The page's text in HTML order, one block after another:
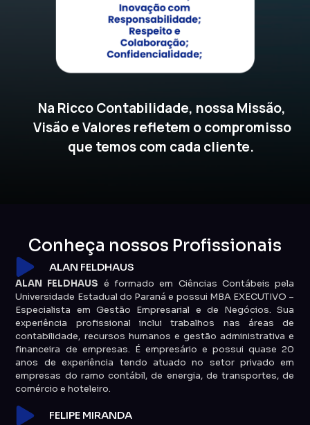
Na Ricco Contabilidade, nossa Missão,
Visão e Valores refletem o compromisso
que temos com cada cliente.
Conheça nossos Profissionais
ALAN FELDHAUS
ALAN FELDHAUS é formado em Ciências Contábeis pela
Universidade Estadual do Paraná e possui MBA EXECUTIVO –
Especialista em Gestão Empresarial e de Negócios. Sua
experiência profissional inclui trabalhos nas áreas de
contabilidade, recursos humanos e gestão administrativa e
financeira de empresas. É empresário e possui quase 20
anos de experiência tendo atuado no setor privado em
empresas do ramo contábil, de energia, de transportes, de
comércio e hoteleiro.
FELIPE MIRANDA